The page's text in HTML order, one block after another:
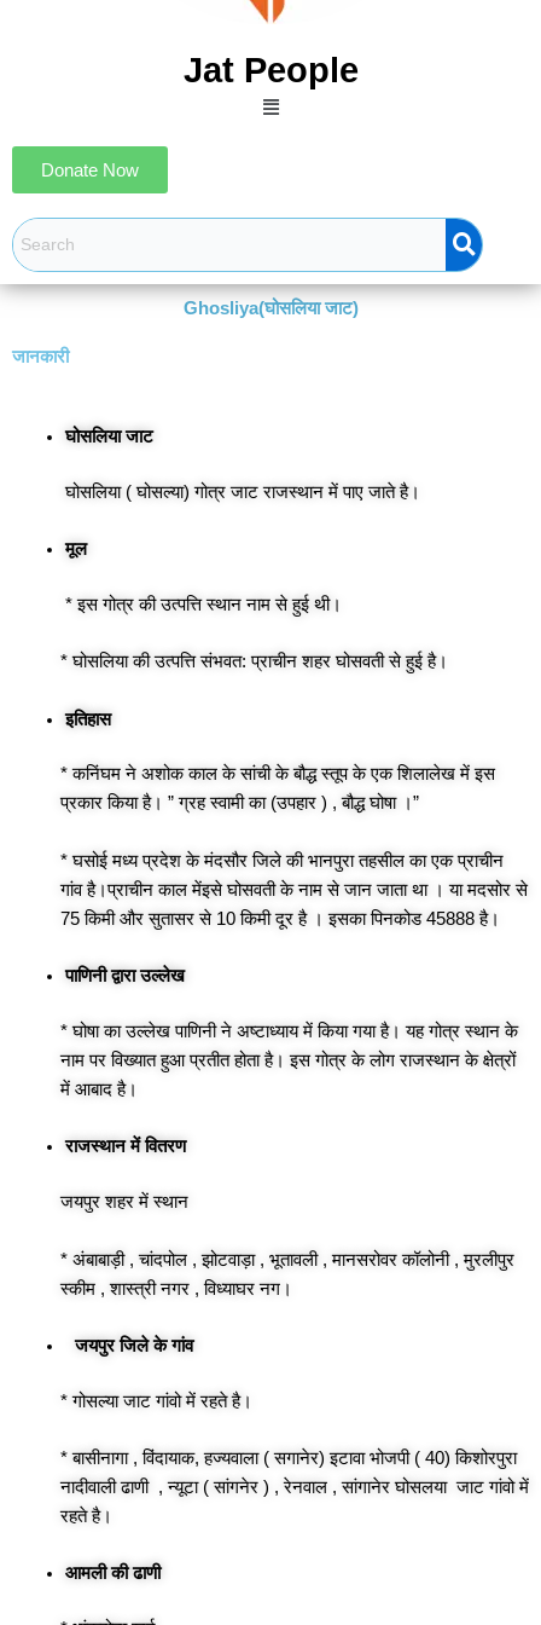
Jat People
Menu
Donate Now
Ghosliya(घोसलिया जाट)
जानकारी
घोसलिया जाट
घोसलिया ( घोसल्या) गोत्र जाट राजस्थान में पाए जाते है।
मूल
* इस गोत्र की उत्पत्ति स्थान नाम से हुई थी।
* घोसलिया की उत्पत्ति संभवत: प्राचीन शहर घोसवती से हुई है।
इतिहास
* कनिंघम ने अशोक काल के सांची के बौद्ध स्तूप के एक शिलालेख में इस
प्रकार किया है। ” ग्रह स्वामी का (उपहार ) , बौद्ध घोषा ।”
* घसोई मध्य प्रदेश के मंदसौर जिले की भानपुरा तहसील का एक प्राचीन
गांव है।प्राचीन काल मेंइसे घोसवती के नाम से जान जाता था । या मदसोर से
75 किमी‌ और सुतासर से 10 किमी‌ दूर है । इसका पिनकोड 45888 है।
पाणिनी द्वारा उल्लेख
* घोषा का उल्लेख पाणिनी ने अष्टाध्याय में किया गया है। यह गोत्र स्थान के
नाम पर विख्यात हुआ प्रतीत होता है। इस गोत्र के लोग राजस्थान के क्षेत्रों
में आबाद है।
राजस्थान में वितरण
जयपुर शहर में स्थान
* अंबाबाड़ी , चांदपोल , झोटवाड़ा , भूतावली , मानसरोवर कॉलोनी , मुरलीपुर
स्कीम , शास्त्री नगर , विध्याघर नग।
जयपुर जिले के गांव
* गोसल्या जाट गांवो में रहते है।
* बासीनागा , विंदायाक, हज्यवाला ( सगानेर) इटावा भोजपी ( 40) किशोरपुरा
नादीवाली ढाणी , न्यूटा ( सांगनेर ) , रेनवाल , सांगानेर घोसलया जाट गांवो में
रहते है।
आमली की ढाणी